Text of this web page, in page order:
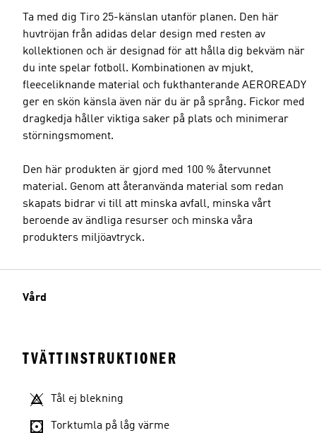
Ta med dig Tiro 25-känslan utanför planen. Den här
huvtröjan från adidas delar design med resten av
kollektionen och är designad för att hålla dig bekväm när
du inte spelar fotboll. Kombinationen av mjukt,
fleeceliknande material och fukthanterande AEROREADY
ger en skön känsla även när du är på språng. Fickor med
dragkedja håller viktiga saker på plats och minimerar
störningsmoment.
Den här produkten är gjord med 100 % återvunnet
material. Genom att återanvända material som redan
skapats bidrar vi till att minska avfall, minska vårt
beroende av ändliga resurser och minska våra
produkters miljöavtryck.
Vård
TVÄTTINSTRUKTIONER
Tål ej blekning
Torktumla på låg värme